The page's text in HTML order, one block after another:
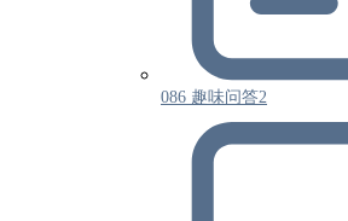
086 趣味问答2